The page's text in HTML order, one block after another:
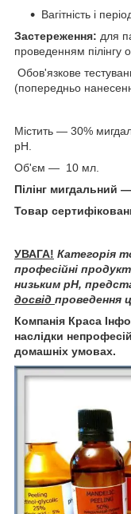
Вагітність і
Застереження: для
проведенням пілінгу
Обов'язкове
(попередньо
Містить — 30%
pH.
Об'єм — 10 мл.
Пілінг мигдальний
Товар
УВАГА! Категорія
професійні
низьким pH,
досвід проведення
Компанія Краса
наслідки
домашніх умовах.